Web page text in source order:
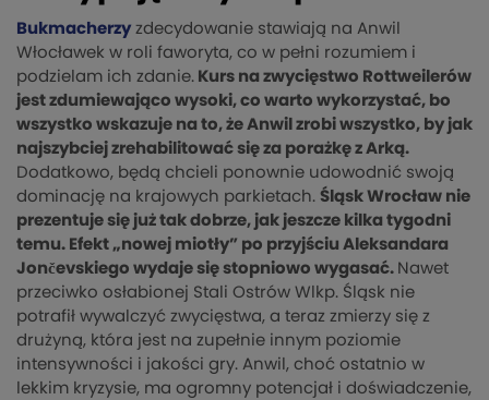
Bukmacherzy zdecydowanie stawiają na Anwil
Włocławek w roli faworyta, co w pełni rozumiem i
podzielam ich zdanie. Kurs na zwycięstwo Rottweilerów
jest zdumiewająco wysoki, co warto wykorzystać, bo
wszystko wskazuje na to, że Anwil zrobi wszystko, by jak
najszybciej zrehabilitować się za porażkę z Arką.
Dodatkowo, będą chcieli ponownie udowodnić swoją
dominację na krajowych parkietach. Śląsk Wrocław nie
prezentuje się już tak dobrze, jak jeszcze kilka tygodni
temu. Efekt „nowej miotły” po przyjściu Aleksandara
Jončevskiego wydaje się stopniowo wygasać. Nawet
przeciwko osłabionej Stali Ostrów Wlkp. Śląsk nie
potrafił wywalczyć zwycięstwa, a teraz zmierzy się z
drużyną, która jest na zupełnie innym poziomie
intensywności i jakości gry. Anwil, choć ostatnio w
lekkim kryzysie, ma ogromny potencjał i doświadczenie,